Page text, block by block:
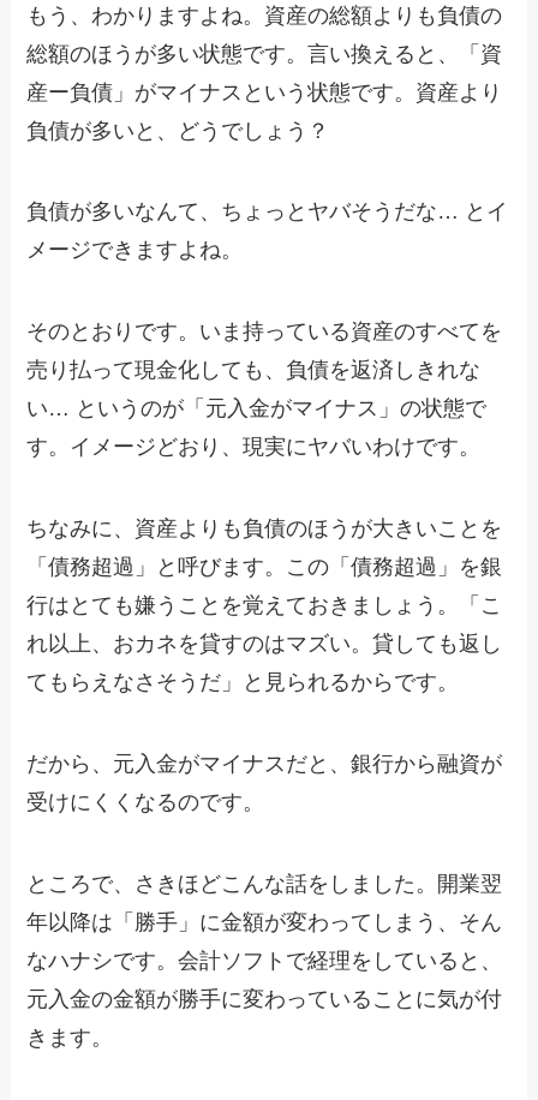
もう、わかりますよね。資産の総額よりも負債の
総額のほうが多い状態です。言い換えると、「資
産ー負債」がマイナスという状態です。資産より
負債が多いと、どうでしょう？
負債が多いなんて、ちょっとヤバそうだな… とイ
メージできますよね。
そのとおりです。いま持っている資産のすべてを
売り払って現金化しても、負債を返済しきれな
い… というのが「元入金がマイナス」の状態で
す。イメージどおり、現実にヤバいわけです。
ちなみに、資産よりも負債のほうが大きいことを
「債務超過」と呼びます。この「債務超過」を銀
行はとても嫌うことを覚えておきましょう。「こ
れ以上、おカネを貸すのはマズい。貸しても返し
てもらえなさそうだ」と見られるからです。
だから、元入金がマイナスだと、銀行から融資が
受けにくくなるのです。
ところで、さきほどこんな話をしました。開業翌
年以降は「勝手」に金額が変わってしまう、そん
なハナシです。会計ソフトで経理をしていると、
元入金の金額が勝手に変わっていることに気が付
きます。